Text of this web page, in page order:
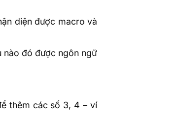
diện được macro và
nào đó được ngôn ngữ
thêm các số 3, 4 – ví